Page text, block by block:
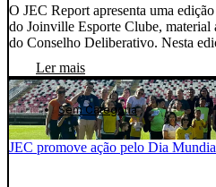
O JEC Report apresenta uma
do Joinville Esporte Clube, material
do Conselho Deliberativo. Nesta
o JEC Campo — Matriz e também
oferecendo uma visão mais
Ler mais
Sem Categoria
JEC promove ação pelo Dia